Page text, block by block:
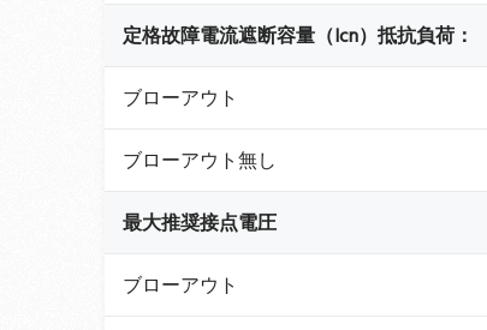
定格故障電流遮断容量（Icn）抵抗負荷：
ブローアウト
ブローアウト無し
最大推奨接点電圧
ブローアウト